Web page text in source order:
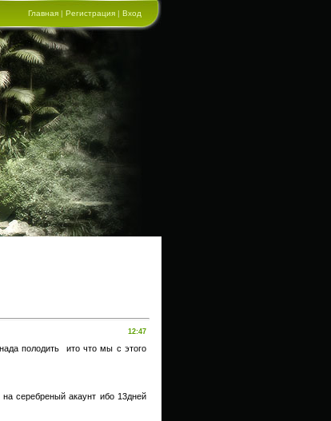
Главная | Регистрация | Вход
12:47
полодить ито что мы с этого
серебреный акаунт ибо 13дней